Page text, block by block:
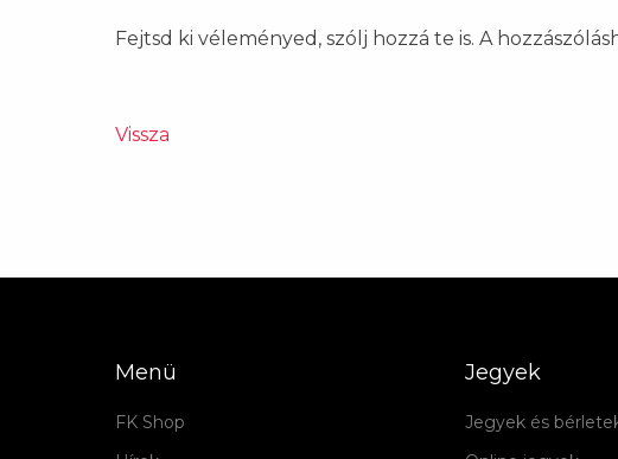
Fejtsd ki véleményed, szólj hozzá te is. A
Vissza
Menü
FK Shop
Jegyek
Jegyek és